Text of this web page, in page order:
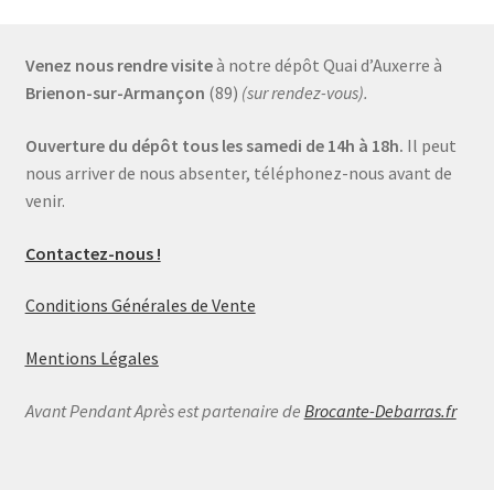
Venez nous rendre visiteà notre dépôt Quai d’Auxerre à
Brienon-sur-Armançon (89) (sur rendez-vous).
Ouverture du dépôt tous les samedi de 14h à 18h. Il peut
nous arriver de nous absenter, téléphonez-nous avant de
venir.
Contactez-nous !
Conditions Générales de Vente
Mentions Légales
Avant Pendant Après est partenaire de Brocante-Debarras.fr